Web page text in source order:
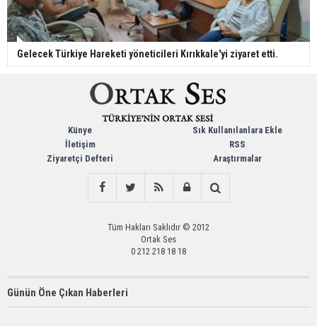
Gelecek Türkiye Hareketi yöneticileri Kırıkkale'yi ziyaret etti.
Künye
İletişim
Ziyaretçi Defteri
Sık Kullanılanlara Ekle
RSS
Araştırmalar
Tüm Hakları Saklıdır © 2012
Ortak Ses
0 212 218 18 18
Günün Öne Çıkan Haberleri